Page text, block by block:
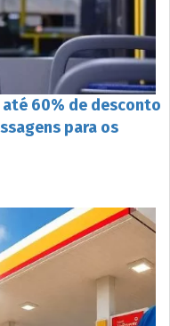
até 60% de desconto
para os